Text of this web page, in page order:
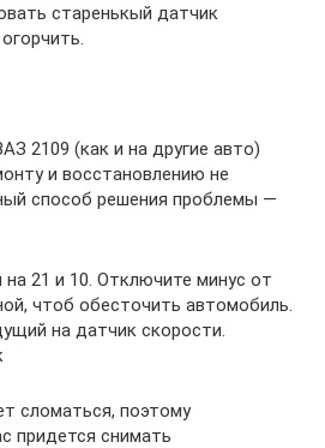
старенькый датчик
2109 (как и на другие авто)
и восстановлению не
способ решения проблемы —
21 и 10. Отключите минус от
чтоб обесточить автомобиль.
на датчик скорости.
сломаться, поэтому
придется снимать